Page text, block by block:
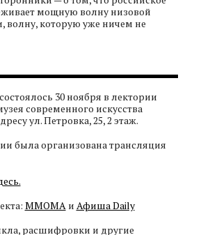
мощную волну низовой
волну, которую уже ничем не
30 ноября в лектории
современного искусства
ул. Петровка, 25, 2 этаж.
была организована трансляция
ММОМАи Афиша Daily
расшифровки и другие